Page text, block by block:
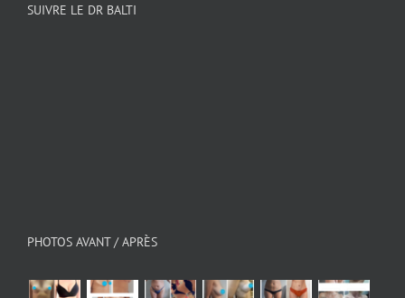
SUIVRE LE DR BALTI
PHOTOS AVANT / APRÈS